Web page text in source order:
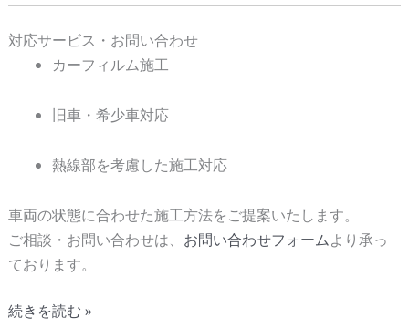
対応サービス・お問い合わせ
カーフィルム施工
旧車・希少車対応
熱線部を考慮した施工対応
車両の状態に合わせた施工方法をご提案いたします。
ご相談・お問い合わせは、 お問い合わせフォームより承っ
ております。
続きを読む »